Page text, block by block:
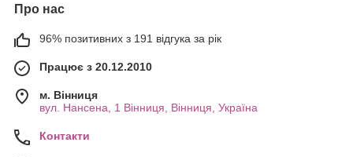
Про нас
96% позитивних з 191 відгука за рік
Працює з 20.12.2010
м. Вінниця
вул. Нансена, 1 Вінниця, Вінниця, Україна
Контакти